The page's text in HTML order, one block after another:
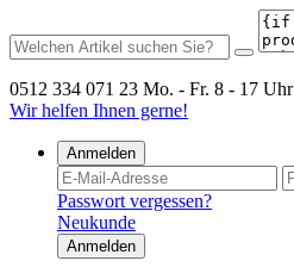
0512 334 071 23 Mo. - Fr. 8 - 17 Uhr
Wir helfen Ihnen gerne!
Anmelden
Passwort vergessen?
Neukunde
Anmelden